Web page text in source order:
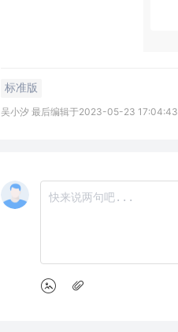
标准版
吴小汐 最后编辑于2023-05-23 17:04:43